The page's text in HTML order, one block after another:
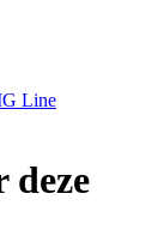
Line
deze